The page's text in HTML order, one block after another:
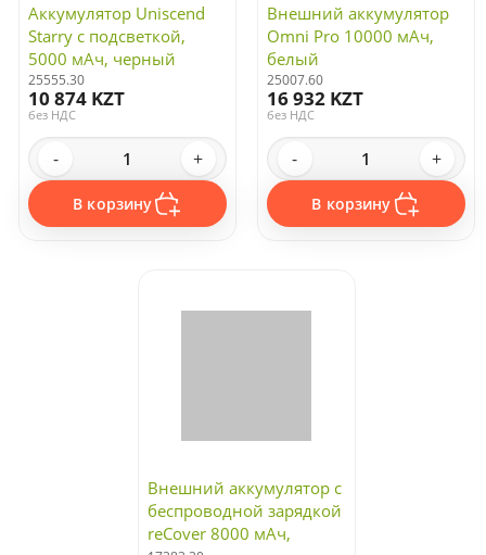
Аккумулятор Uniscend
Starry с подсветкой,
5000 мАч, черный
25555.30
10 874 KZT
без НДС
- +
В корзину
Внешний аккумулятор
Omni Pro 10000 мАч,
белый
25007.60
16 932 KZT
без НДС
- +
В корзину
Внешний аккумулятор с
беспроводной зарядкой
reCover 8000 мАч,